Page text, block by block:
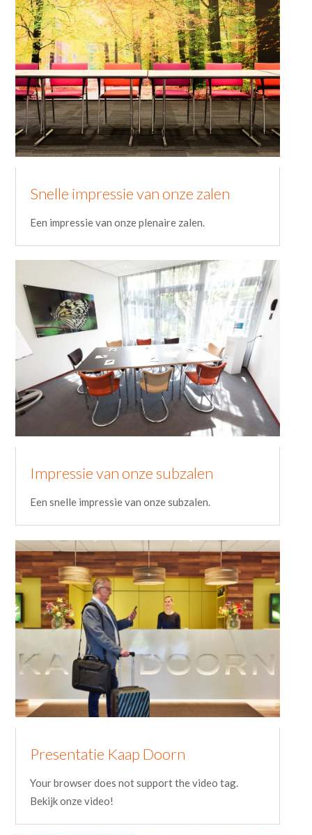
Snelle impressie van onze zalen
Een impressie van onze plenaire zalen.
Impressie van onze subzalen
Een snelle impressie van onze subzalen.
Presentatie Kaap Doorn
Your browser does not support the video tag.
Bekijk onze video!